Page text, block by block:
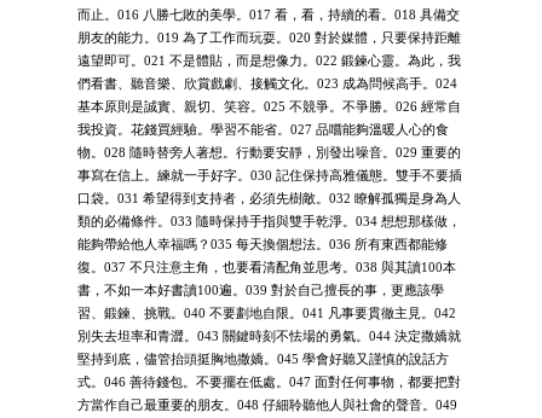
而止。016 八勝七敗的美學。017 看，看，持續的看。018 具備交
朋友的能力。019 為了工作而玩耍。020 對於媒體，只要保持距離
遠望即可。021 不是體貼，而是想像力。022 鍛鍊心靈。為此，我
們看書、聽音樂、欣賞戲劇、接觸文化。023 成為問候高手。024
基本原則是誠實、親切、笑容。025 不競爭。不爭勝。026 經常自
我投資。花錢買經驗。學習不能省。027 品嚐能夠溫暖人心的食
物。028 隨時替旁人著想。行動要安靜，別發出噪音。029 重要的
事寫在信上。練就一手好字。030 記住保持高雅儀態。雙手不要插
口袋。031 希望得到支持者，必須先樹敵。032 瞭解孤獨是身為人
類的必備條件。033 隨時保持手指與雙手乾淨。034 想想那樣做，
能夠帶給他人幸福嗎？035 每天換個想法。036 所有東西都能修
復。037 不只注意主角，也要看清配角並思考。038 與其讀100本
書，不如一本好書讀100遍。039 對於自己擅長的事，更應該學
習、鍛鍊、挑戰。040 不要劃地自限。041 凡事要貫徹主見。042
別失去坦率和青澀。043 關鍵時刻不怯場的勇氣。044 決定撒嬌就
堅持到底，儘管抬頭挺胸地撒嬌。045 學會好聽又謹慎的說話方
式。046 善待錢包。不要擺在低處。047 面對任何事物，都要把對
方當作自己最重要的朋友。048 仔細聆聽他人與社會的聲音。049